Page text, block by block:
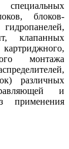
блоков-
клапанных
монтажа
различных
и
применения